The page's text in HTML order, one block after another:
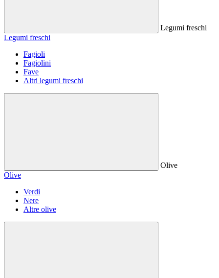
Legumi freschi
Legumi freschi
Fagioli
Fagiolini
Fave
Altri legumi freschi
Olive
Olive
Verdi
Nere
Altre olive